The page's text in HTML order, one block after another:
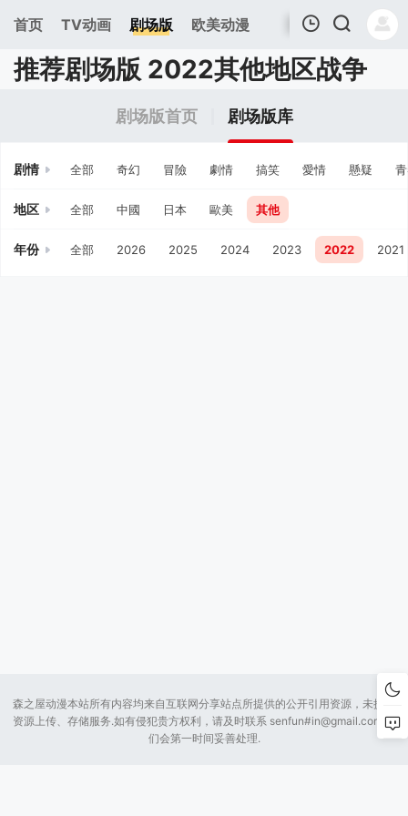
首页 TV动画 剧场版 欧美动漫
我的观影记录
推荐剧场版 2022其他地区战争
剧场版首页 剧场版库
剧情 全部 奇幻 冒險 劇情 搞笑 愛情 懸疑
地区 全部 中國 日本 歐美 其他
年份 全部 2026 2025 2024 2023 2022 2021
森之屋动漫本站所有内容均来自互联网分享站点所提供的公开引用资源，未提供
资源上传、存储服务.如有侵犯贵方权利，请及时联系 senfun#in@gmail.com 我
们会第一时间妥善处理.